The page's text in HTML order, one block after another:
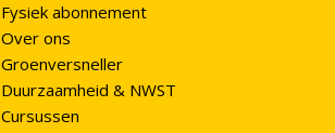
Fysiek abonnement
Over ons
Groenversneller
Duurzaamheid & NWST
Cursussen